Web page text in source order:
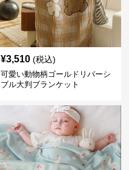
¥3,510 (税込)
可愛い動物柄ゴールドリバーシ
ブル大判ブランケット